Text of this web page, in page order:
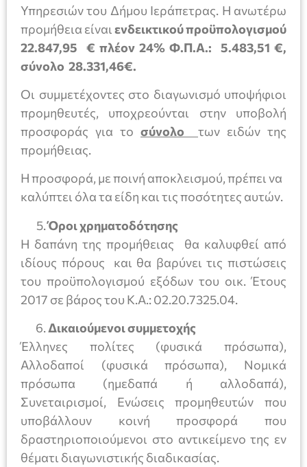
Υπηρεσιών του Δήμου Ιεράπετρας. Η ανωτέρω
προμήθεια είναι ενδεικτικού προϋπολογισμού
22.847,95
€ πλέον 24% Φ.Π.Α.: 5.483,51 €,
σύνολο 28.331,46€.
Οι συμμετέχοντες στο διαγωνισμό υποψήφιοι
προμηθευτές, υποχρεούνται στην υποβολή
προσφοράς για το σύνολο των ειδών της
προμήθειας.
Η προσφορά, με ποινή αποκλεισμού, πρέπει να
καλύπτει όλα τα είδη και τις ποσότητες αυτών.
Όροι χρηματοδότησης
Η δαπάνη της προμήθειας θα καλυφθεί από
ιδίους πόρους και θα βαρύνει τις πιστώσεις
του προϋπολογισμού εξόδων του οικ. Έτους
2017 σε βάρος του Κ.Α.: 02.20.7325.04.
Δικαιούμενοι συμμετοχής
Έλληνες πολίτες (φυσικά πρόσωπα),
Αλλοδαποί (φυσικά πρόσωπα), Νομικά
πρόσωπα (ημεδαπά ή αλλοδαπά),
Συνεταιρισμοί, Ενώσεις προμηθευτών που
υποβάλλουν κοινή προσφορά που
δραστηριοποιούμενοι στο αντικείμενο της εν
θέματι διαγωνιστικής διαδικασίας.